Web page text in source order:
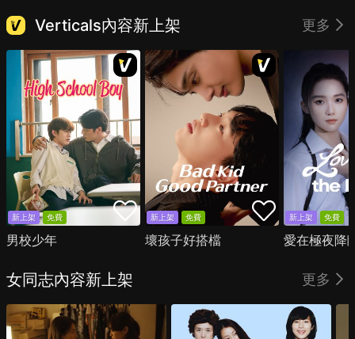
Verticals內容新上架 更多
新上架 免費
男校少年
新上架 免費
壞孩子好搭檔
新上架 免費
愛在極夜降
女同志內容新上架 更多